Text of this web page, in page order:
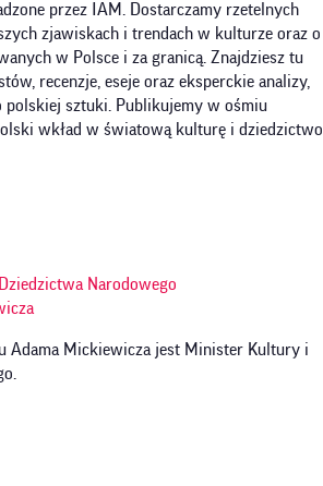
przez IAM. Dostarczamy rzetelnych
zjawiskach i trendach w kulturze oraz o
w Polsce i za granicą. Znajdziesz tu
recenzje, eseje oraz eksperckie analizy,
polskiej sztuki. Publikujemy w ośmiu
wkład w światową kulturę i dziedzictwo
Narodowego
Adama Mickiewicza jest Minister Kultury i